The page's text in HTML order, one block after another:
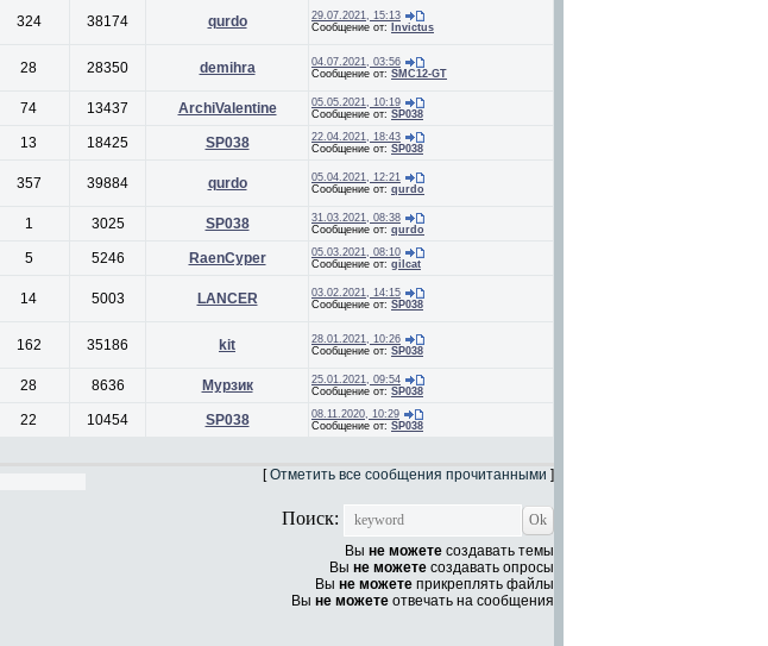
324 38174 qurdo
29.07.2021, 15:13
Сообщение от:
Invictus
28 28350 demihra
04.07.2021, 03:56
Сообщение от: SMC12-GT
74 13437 ArchiValentine
05.05.2021, 10:19
Сообщение от: SP038
13 18425 SP038
22.04.2021, 18:43
Сообщение от: SP038
357 39884 qurdo
05.04.2021, 12:21
Сообщение от: qurdo
1 3025 SP038
31.03.2021, 08:38
Сообщение от: qurdo
5 5246 RaenCyper
05.03.2021, 08:10
Сообщение от: gilcat
14 5003 LANCER
03.02.2021, 14:15
Сообщение от: SP038
162 35186 kit
28.01.2021, 10:26
Сообщение от: SP038
28 8636 Мурзик
25.01.2021, 09:54
Сообщение от: SP038
22 10454 SP038
08.11.2020, 10:29
Сообщение от: SP038
[Отметить все сообщения прочитанными ]
Поиск:
Вы не можете создавать темы
Вы не можете создавать опросы
Вы не можете прикреплять файлы
Вы не можете отвечать на сообщения